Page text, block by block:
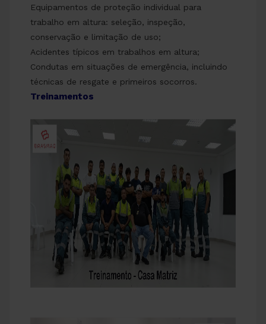
Equipamentos de proteção individual para
trabalho em altura: seleção, inspeção,
conservação e limitação de uso;
Acidentes típicos em trabalhos em altura;
Condutas em situações de emergência, incluindo
técnicas de resgate e primeiros socorros.
Treinamentos